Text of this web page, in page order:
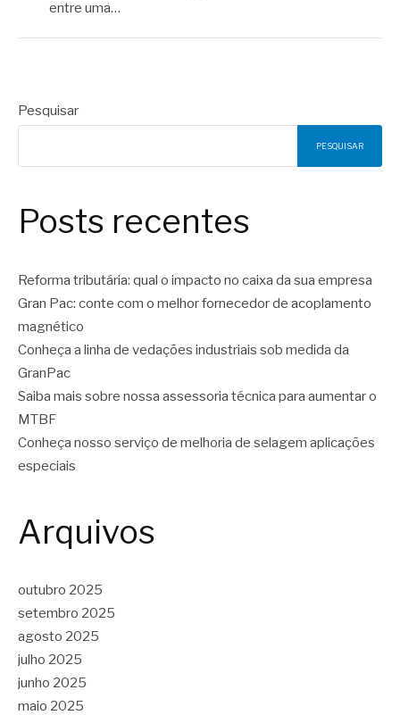
entre uma…
Pesquisar
PESQUISAR
Posts recentes
Reforma tributária: qual o impacto no caixa da sua empresa
Gran Pac: conte com o melhor fornecedor de acoplamento
magnético
Conheça a linha de vedações industriais sob medida da
GranPac
Saiba mais sobre nossa assessoria técnica para aumentar o
MTBF
Conheça nosso serviço de melhoria de selagem aplicações
especiais
Arquivos
outubro 2025
setembro 2025
agosto 2025
julho 2025
junho 2025
maio 2025